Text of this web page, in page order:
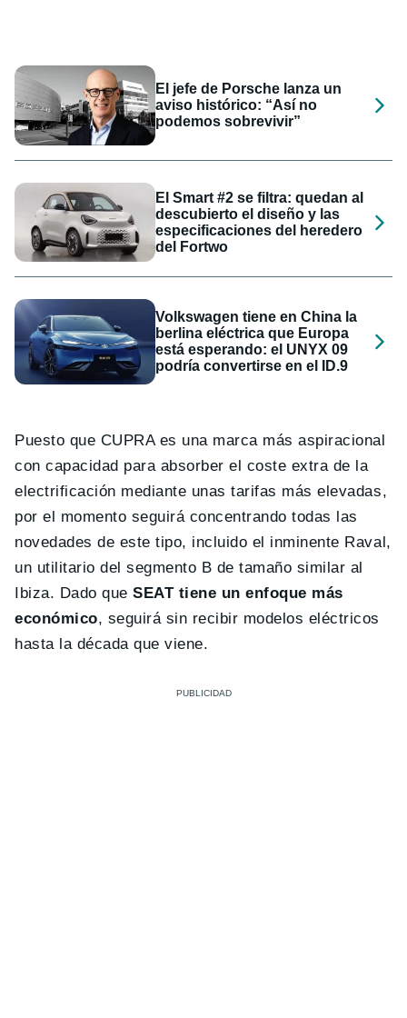
El jefe de Porsche lanza un
aviso histórico: “Así no
podemos sobrevivir”
El Smart #2 se filtra: quedan al
descubierto el diseño y las
especificaciones del heredero
del Fortwo
Volkswagen tiene en China la
berlina eléctrica que Europa
está esperando: el UNYX 09
podría convertirse en el ID.9
Puesto que CUPRA es una marca más aspiracional
con capacidad para absorber el coste extra de la
electrificación mediante unas tarifas más elevadas,
por el momento seguirá concentrando todas las
novedades de este tipo, incluido el inminente Raval,
un utilitario del segmento B de tamaño similar al
Ibiza. Dado queSEAT tiene un enfoque más
económico, seguirá sin recibir modelos eléctricos
hasta la década que viene.